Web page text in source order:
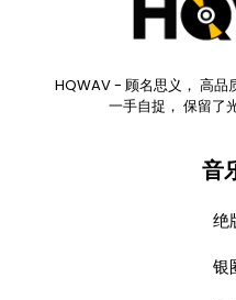
HQWAV - 顾名思义， 高品
一手自捉， 保留了
音
绝
银